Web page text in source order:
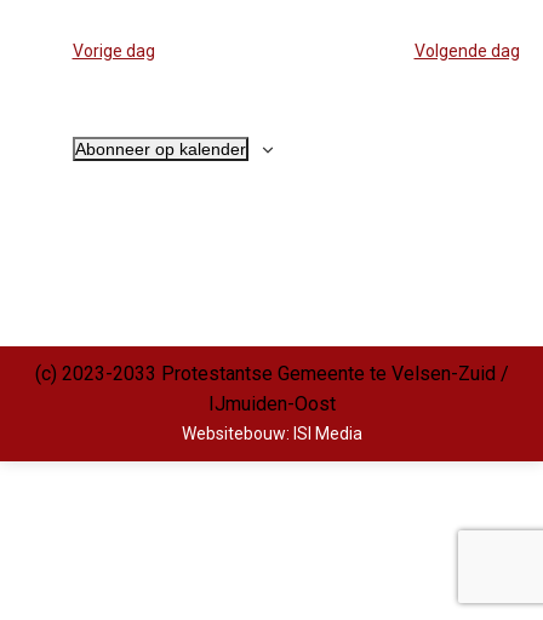
datum.
Vorige dag Volgende dag
Abonneer op kalender
(c) 2023-2033 Protestantse Gemeente te Velsen-Zuid /
IJmuiden-Oost
Websitebouw: ISI Media